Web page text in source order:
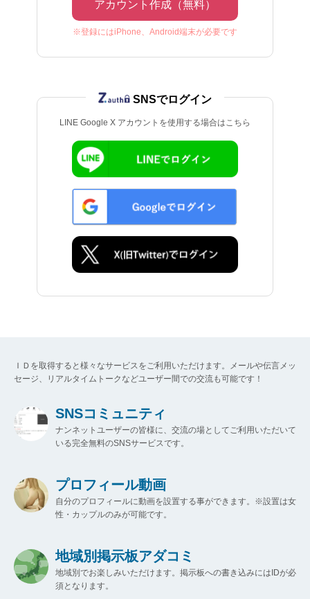
アカウント作成（無料）
※登録にはiPhone、Android端末が必要です
LINE Google X アカウントを使用する場合はこちら
SNSでログイン
ＩＤを取得すると様々なサービスをご利用いただけます。メールや伝言メッ
セージ、リアルタイムトークなどユーザー間での交流も可能です！
SNSコミュニティ
ナンネットユーザーの皆様に、交流の場としてご利用いただいて
いる完全無料のSNSサービスです。
プロフィール動画
自分のプロフィールに動画を設置する事ができます。※設置は女
性・カップルのみが可能です。
地域別掲示板アダコミ
地域別でお楽しみいただけます。掲示板への書き込みにはIDが必
須となります。